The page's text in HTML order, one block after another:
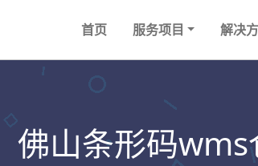
首页 服务项目 解决
佛山条形码wms